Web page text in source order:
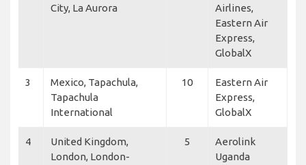
City, La Aurora
Airlines,
Eastern Air
Express,
GlobalX
3
Mexico, Tapachula,
Tapachula
International
10
Eastern Air
Express,
GlobalX
4
United Kingdom,
London, London-
5
Aerolink
Uganda